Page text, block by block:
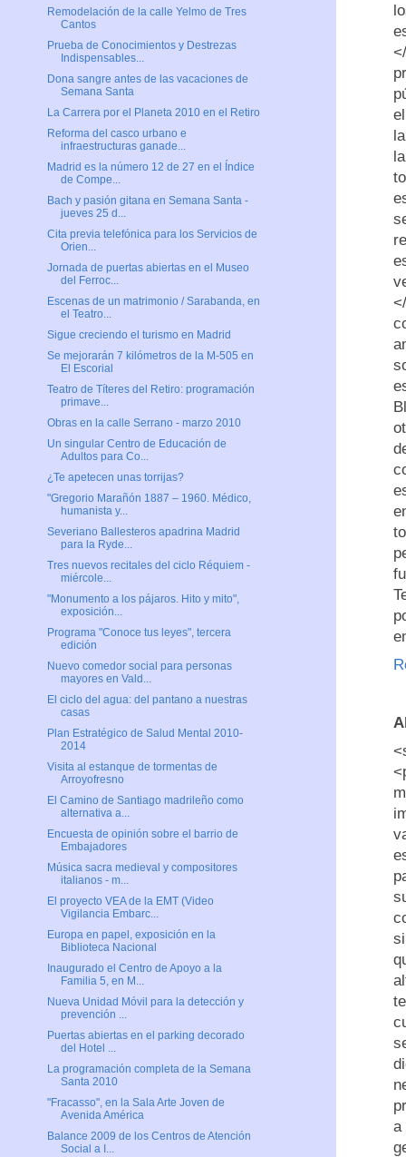
a
Remodelación de la calle Yelmo de Tres
Cantos
Prueba de Conocimientos y Destrezas
Indispensables...
Dona sangre antes de las vacaciones de
Semana Santa
La Carrera por el Planeta 2010 en el Retiro
Reforma del casco urbano e
infraestructuras ganade...
Madrid es la número 12 de 27 en el Índice
de Compe...
Bach y pasión gitana en Semana Santa -
jueves 25 d...
Cita previa telefónica para los Servicios de
Orien...
Jornada de puertas abiertas en el Museo
del Ferroc...
Escenas de un matrimonio / Sarabanda, en
el Teatro...
Sigue creciendo el turismo en Madrid
Se mejorarán 7 kilómetros de la M-505 en
El Escorial
Teatro de Títeres del Retiro: programación
primave...
Obras en la calle Serrano - marzo 2010
Un singular Centro de Educación de
Adultos para Co...
¿Te apetecen unas torrijas?
"Gregorio Marañón 1887 – 1960. Médico,
humanista y...
Severiano Ballesteros apadrina Madrid
para la Ryde...
Tres nuevos recitales del ciclo Réquiem -
miércole...
"Monumento a los pájaros. Hito y mito",
exposición...
Programa "Conoce tus leyes", tercera
edición
Nuevo comedor social para personas
mayores en Vald...
El ciclo del agua: del pantano a nuestras
casas
Plan Estratégico de Salud Mental 2010-
2014
Visita al estanque de tormentas de
Arroyofresno
El Camino de Santiago madrileño como
alternativa a...
Encuesta de opinión sobre el barrio de
Embajadores
Música sacra medieval y compositores
italianos - m...
El proyecto VEA de la EMT (Video
Vigilancia Embarc...
Europa en papel, exposición en la
Biblioteca Nacional
Inaugurado el Centro de Apoyo a la
Familia 5, en M...
Nueva Unidad Móvil para la detección y
prevención ...
Puertas abiertas en el parking decorado
del Hotel ...
La programación completa de la Semana
Santa 2010
"Fracasso", en la Sala Arte Joven de
Avenida América
Balance 2009 de los Centros de Atención
Social a I...